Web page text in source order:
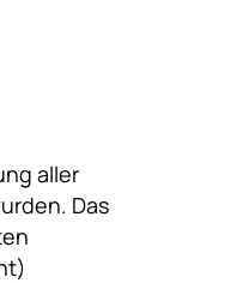
aller
Das